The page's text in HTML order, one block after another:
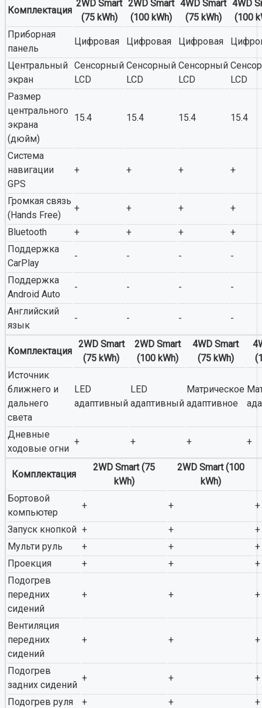
Комплектация
2WD Smart
(75 kWh)
2WD Smart
(100 kWh)
4WD Smart
(75 kWh)
4WD
(100
Приборная
панель
Цифровая Цифровая Цифровая
Центральный
экран
Сенсорный
LCD
Сенсорный
LCD
Сенсорный
LCD
LCD
Размер
центрального
экрана
(дюйм)
15.4 15.4 15.4 15.4
Система
навигации
GPS
+ + + +
Громкая связь
(Hands Free)
+ + + +
Bluetooth + + +
+
Поддержка
CarPlay
- - - -
Поддержка
Android Auto
- - - -
Английский
язык
- - - -
Комплектация
2WD Smart
(75 kWh)
2WD Smart
(100 kWh)
4WD Smart
(75 kWh)
Источник
ближнего и
дальнего
света
LED
адаптивный
LED
адаптивный
Матрическое
адаптивное
Дневные
ходовые огни
+ + + +
Комплектация
2WD Smart (75
kWh)
2WD Smart (100
kWh)
Бортовой
компьютер
+ + +
Запуск кнопкой + +
+
Мульти руль
+ +
+
Проекция
+ +
+
Подогрев
передних
сидений
+ + +
Вентиляция
передних
сидений
+ + +
Подогрев
задних сидений
+ + +
Подогрев руля + +
+